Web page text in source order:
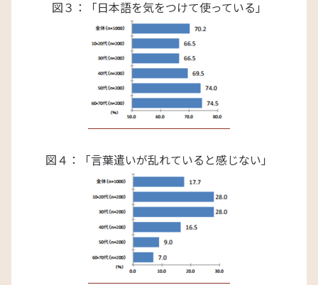
図３：「日本語を気をつけて使っている」
図４：「言葉遣いが乱れていると感じない」